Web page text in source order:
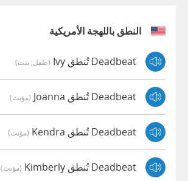
النطق باللهجة الأمريكية
Deadbeat تُنطق Ivy (طفل, بنت)
Deadbeat تُنطق Joanna (مؤنث)
Deadbeat تُنطق Kendra (مؤنث)
Deadbeat تُنطق Kimberly (مؤنث)